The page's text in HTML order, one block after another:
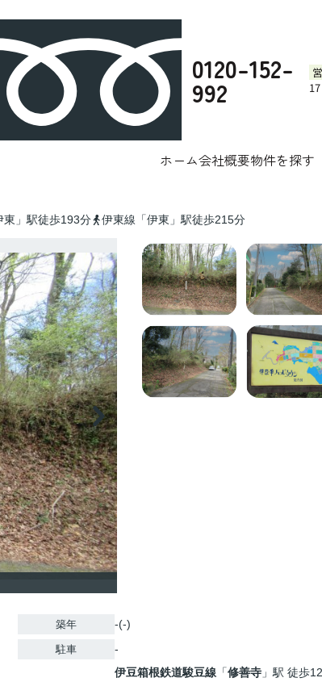
0120-152-
992
ホーム会社概要物件を探す
社へお任せください。 伊豆市のリゾート物件一覧
東」駅徒歩193分 伊東線「伊東」駅徒歩215分
築年 -(-)
駐車 -
伊豆箱根鉄道駿豆線 「修善寺 」駅 徒歩